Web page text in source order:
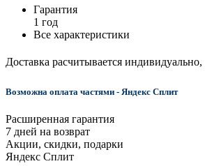
Гарантия
1 год
Все характеристики
Доставка расчитывается индивидуально,
Возможна оплата частями - Яндекс Сплит
Расширенная гарантия
7 дней на возврат
Акции, скидки, подарки
Яндекс Сплит